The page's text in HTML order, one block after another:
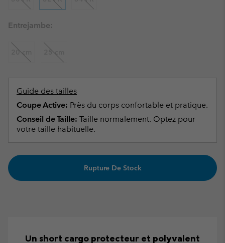
Entrejambe:
20 cm 25 cm
Guide des tailles
Coupe Active: Près du corps confortable et pratique.
Conseil de Taille: Taille normalement. Optez pour
votre taille habituelle.
Rupture De Stock
Un short cargo protecteur et polyvalent